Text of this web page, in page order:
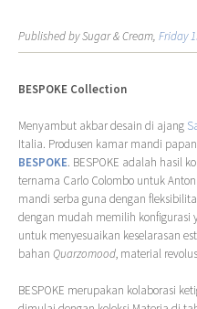
Published by Sugar & Cream, Friday
BESPOKE Collection
Menyambut akbar desain di ajang
Italia. Produsen kamar mandi
BESPOKE. BESPOKE adalah hasil
ternama Carlo Colombo untuk
mandi serba guna dengan
dengan mudah memilih
untuk menyesuaikan keselarasan
bahan Quarzomood, material
BESPOKE merupakan kolaborasi